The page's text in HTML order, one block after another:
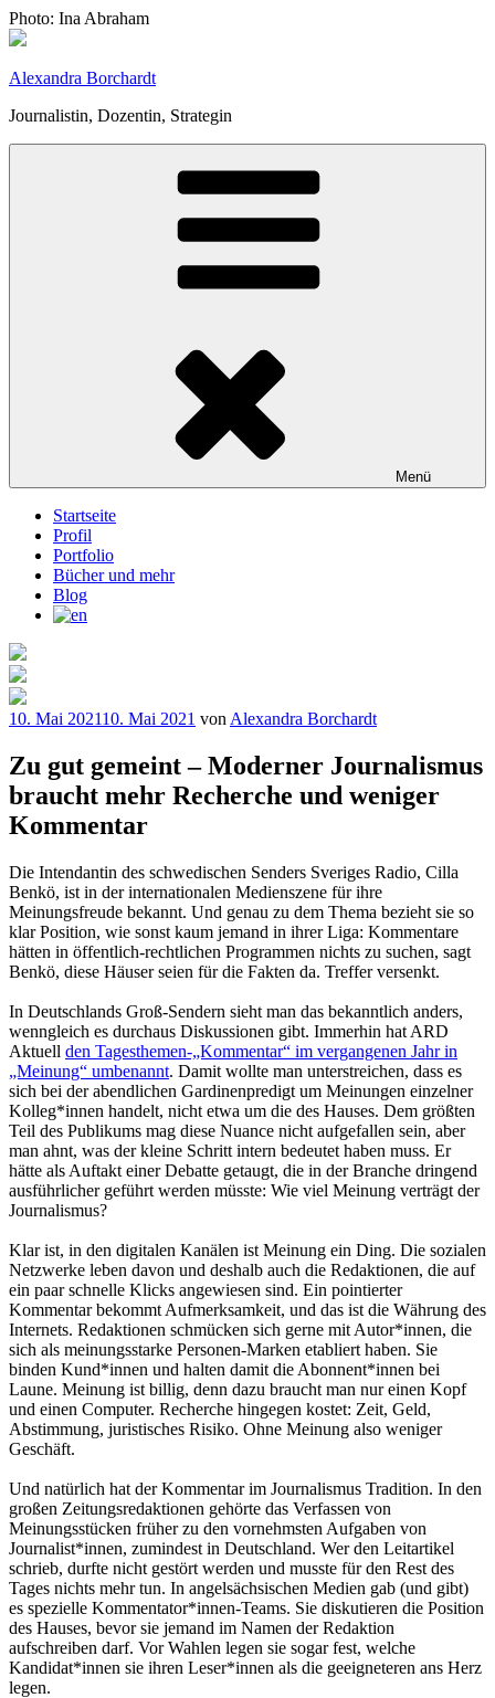
Zum
Inhalt
Photo: Ina Abraham
Alexandra Borchardt
Journalistin, Dozentin, Strategin
Menü
Startseite
Profil
Portfolio
Bücher und mehr
Blog
Veröffentlicht
10. Mai 202110. Mai 2021 von Alexandra Borchardt
Zu gut gemeint – Moderner Journalismus
braucht mehr Recherche und weniger
Kommentar
Die Intendantin des schwedischen Senders Sveriges Radio, Cilla
Benkö, ist in der internationalen Medienszene für ihre
Meinungsfreude bekannt. Und genau zu dem Thema bezieht sie so
klar Position, wie sonst kaum jemand in ihrer Liga: Kommentare
hätten in öffentlich-rechtlichen Programmen nichts zu suchen, sagt
Benkö, diese Häuser seien für die Fakten da. Treffer versenkt.
In Deutschlands Groß-Sendern sieht man das bekanntlich anders,
wenngleich es durchaus Diskussionen gibt. Immerhin hat ARD
Aktuell den Tagesthemen-„Kommentar“ im vergangenen Jahr in
„Meinung“ umbenannt. Damit wollte man unterstreichen, dass es
sich bei der abendlichen Gardinenpredigt um Meinungen einzelner
Kolleg*innen handelt, nicht etwa um die des Hauses. Dem größten
Teil des Publikums mag diese Nuance nicht aufgefallen sein, aber
man ahnt, was der kleine Schritt intern bedeutet haben muss. Er
hätte als Auftakt einer Debatte getaugt, die in der Branche dringend
ausführlicher geführt werden müsste: Wie viel Meinung verträgt der
Journalismus?
Klar ist, in den digitalen Kanälen ist Meinung ein Ding. Die sozialen
Netzwerke leben davon und deshalb auch die Redaktionen, die auf
ein paar schnelle Klicks angewiesen sind. Ein pointierter
Kommentar bekommt Aufmerksamkeit, und das ist die Währung des
Internets. Redaktionen schmücken sich gerne mit Autor*innen, die
sich als meinungsstarke Personen-Marken etabliert haben. Sie
binden Kund*innen und halten damit die Abonnent*innen bei
Laune. Meinung ist billig, denn dazu braucht man nur einen Kopf
und einen Computer. Recherche hingegen kostet: Zeit, Geld,
Abstimmung, juristisches Risiko. Ohne Meinung also weniger
Geschäft.
Und natürlich hat der Kommentar im Journalismus Tradition. In den
großen Zeitungsredaktionen gehörte das Verfassen von
Meinungsstücken früher zu den vornehmsten Aufgaben von
Journalist*innen, zumindest in Deutschland. Wer den Leitartikel
schrieb, durfte nicht gestört werden und musste für den Rest des
Tages nichts mehr tun. In angelsächsischen Medien gab (und gibt)
es spezielle Kommentator*innen-Teams. Sie diskutieren die Position
des Hauses, bevor sie jemand im Namen der Redaktion
aufschreiben darf. Vor Wahlen legen sie sogar fest, welche
Kandidat*innen sie ihren Leser*innen als die geeigneteren ans Herz
legen.